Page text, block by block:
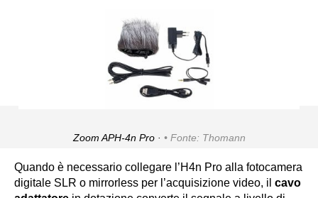
Zoom APH-4n Pro · Fonte: Thomann
Quando è necessario collegare l’H4n Pro alla fotocamera
digitale SLR o mirrorless per l’acquisizione video, il cavo